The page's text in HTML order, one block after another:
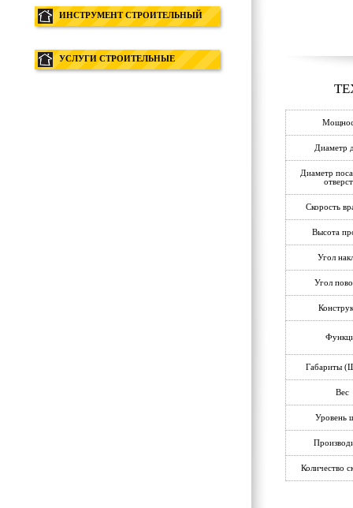
ИНСТРУМЕНТ СТРОИТЕЛЬНЫЙ
УСЛУГИ СТРОИТЕЛЬНЫЕ
Диаметр
Диаметр
Скорость
Высота
Угол
Угол
Габариты
Вес
Уровень
Количество